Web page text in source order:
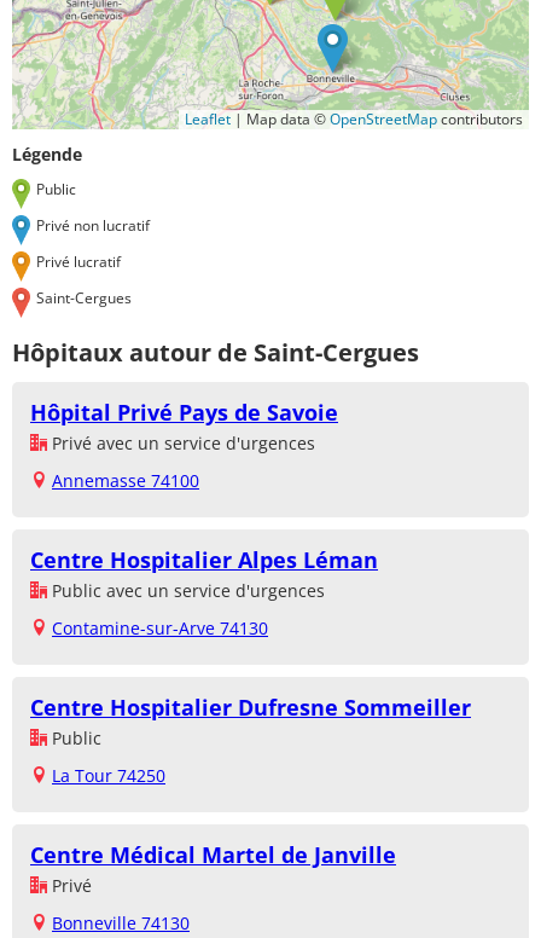
Leaflet | Map data ©OpenStreetMapcontributors
Légende
Public
Privé non lucratif
Privé lucratif
Saint-Cergues
Hôpitaux autour de Saint-Cergues
Hôpital Privé Pays de Savoie
Privé avec un service d'urgences
Annemasse 74100
Centre Hospitalier Alpes Léman
Public avec un service d'urgences
Contamine-sur-Arve 74130
Centre Hospitalier Dufresne Sommeiller
Public
La Tour 74250
Centre Médical Martel de Janville
Privé
Bonneville 74130